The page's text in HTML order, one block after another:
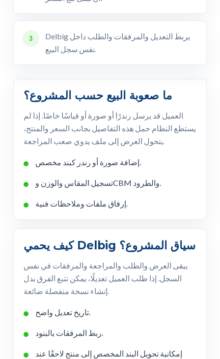
3
Delbig يربط التعديل والمرفقات والطلب داخل
ما صعوبة البيع حسب المشروع؟
العميل قد يرسل رندرًا أو صورة أو قياسًا خاصًا. إذا لم
يستطع النظام حمل هذه التفاصيل بجانب السعر والمنتج،
كيف يحمي Delbig سياق المشروع؟
يبقى العرض والطلب والمراجعة والمرفقات في نفس
السجل. إذا طلب العميل تعديلًا، يمكن تتبع الفرق بدل
إمكانية تحويل البند المخصص إلى منتج لاحقًا عند